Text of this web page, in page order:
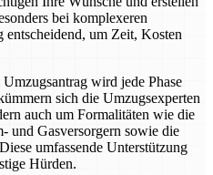
bei komplexeren
entscheidend, um Zeit, Kosten
wird jede Phase
sich die Umzugsexperten
auch um Formalitäten wie die
und Gasversorgern sowie die
umfassende Unterstützung
Hürden.